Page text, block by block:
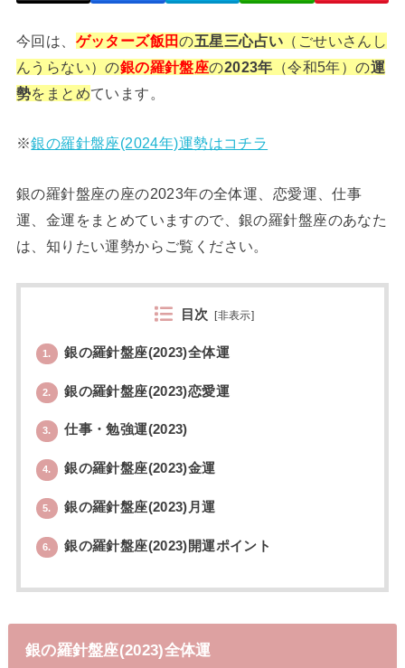
今回は、 ゲッターズ飯田の五星三心占い （ごせいさんし
んうらない）の銀の羅針盤座の2023年 （令和5年）の運
勢をまとめています。
※銀の羅針盤座(2024年)運勢はコチラ
銀の羅針盤座の座の2023年の全体運、恋愛運、仕事
運、金運をまとめていますので、銀の羅針盤座のあなた
は、知りたい運勢からご覧ください。
目次 [非表示]
1. 銀の羅針盤座(2023)全体運
2. 銀の羅針盤座(2023)恋愛運
3. 仕事・勉強運(2023)
4. 銀の羅針盤座(2023)金運
5. 銀の羅針盤座(2023)月運
6. 銀の羅針盤座(2023)開運ポイント
銀の羅針盤座(2023)全体運